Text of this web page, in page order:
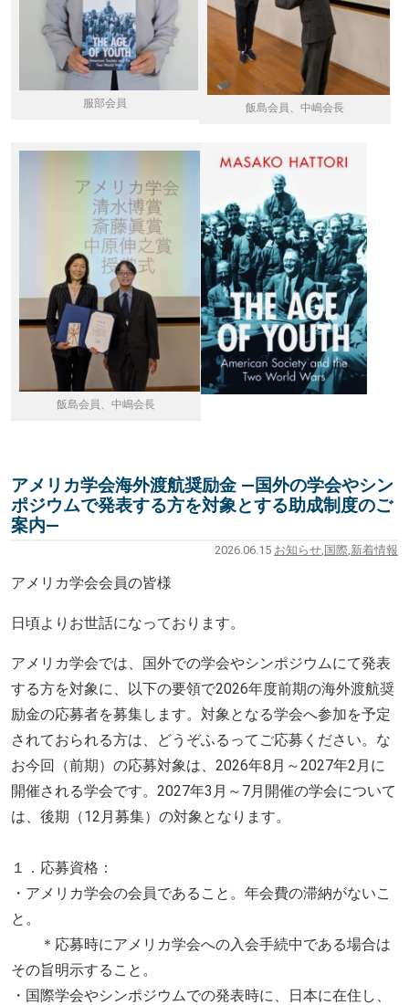
服部会員 飯島会員、中嶋会長
飯島会員、中嶋会長
アメリカ学会海外渡航奨励金 ―国外の学会やシン
ポジウムで発表する方を対象とする助成制度のご
案内―
2026.06.15 お知らせ, 国際,新着情報
アメリカ学会会員の皆様
日頃よりお世話になっております。
アメリカ学会では、国外での学会やシンポジウムにて発表
する方を対象に、以下の要領で2026年度前期の海外渡航奨
励金の応募者を募集します。対象となる学会へ参加を予定
されておられる方は、どうぞふるってご応募ください。な
お今回（前期）の応募対象は、2026年8月～2027年2月に
開催される学会です。2027年3月～7月開催の学会について
は、後期（12月募集）の対象となります。
１．応募資格：
・アメリカ学会の会員であること。年会費の滞納がないこ
と。
＊応募時にアメリカ学会への入会手続中である場合は
その旨明示すること。
・国際学会やシンポジウムでの発表時に、日本に在住し、